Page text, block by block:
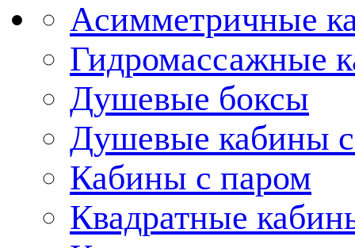
Асимметричные
Гидромассажные
Душевые боксы
Душевые кабины
Кабины с паром
Квадратные